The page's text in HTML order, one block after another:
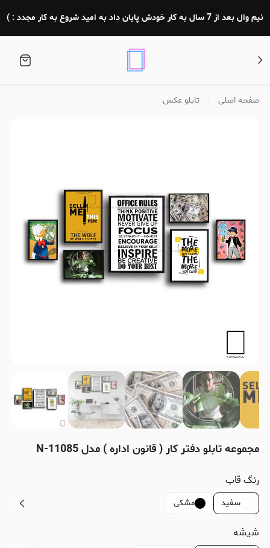
نیم وال بعد از 7 سال به کار خودش پایان داد به امید شروع به کار مجدد : )
صفحه اصلی تابلو عکس
مجموعه تابلو دفتر کار ( قانون اداره ) مدل N-11085
رنگ قاب
سفید مشکی
شیشه